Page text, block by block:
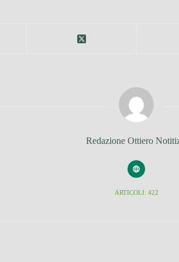
Redazione Ottiero
ARTICOLI: 422